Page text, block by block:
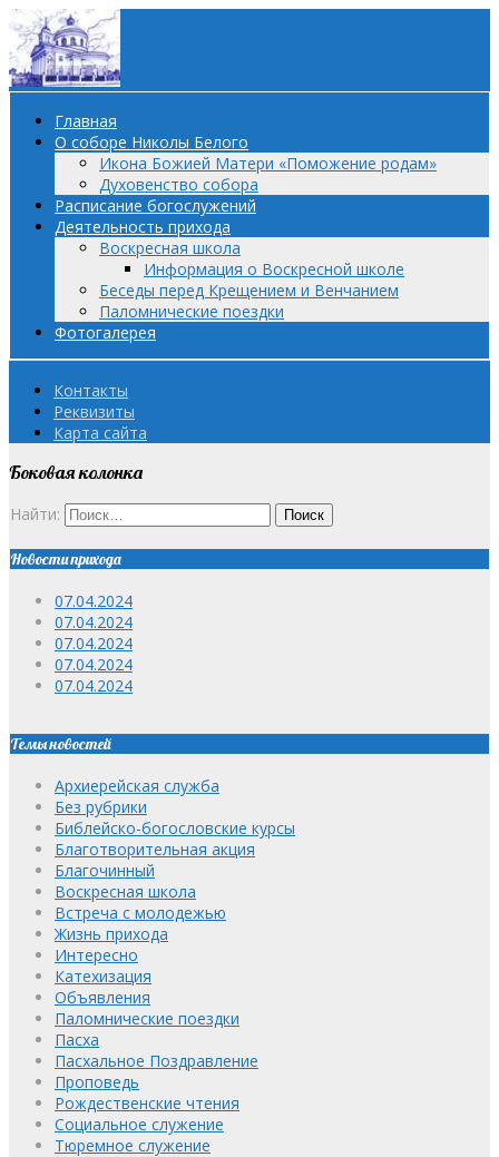
Главная
О соборе Николы Белого
Икона Божией Матери «Поможение родам»
Духовенство собора
Расписание богослужений
Деятельность прихода
Воскресная школа
Информация о Воскресной школе
Беседы перед Крещением и Венчанием
Паломнические поездки
Фотогалерея
Контакты
Реквизиты
Карта сайта
Боковая колонка
Найти:
Новости прихода
07.04.2024
07.04.2024
07.04.2024
07.04.2024
07.04.2024
Темы новостей
Архиерейская служба
Без рубрики
Библейско-богословские курсы
Благотворительная акция
Благочинный
Воскресная школа
Встреча с молодежью
Жизнь прихода
Интересно
Катехизация
Объявления
Паломнические поездки
Пасха
Пасхальное Поздравление
Проповедь
Рождественские чтения
Социальное служение
Тюремное служение